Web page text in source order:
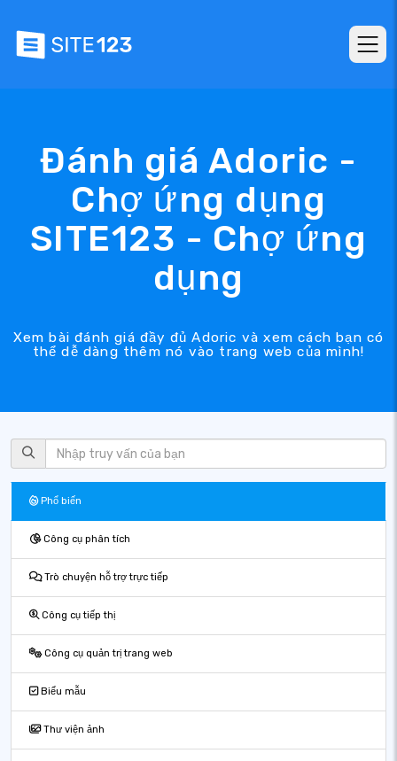
Đánh giá Adoric -
Chợ ứng dụng
SITE123 - Chợ ứng
dụng
Xem bài đánh giá đầy đủ Adoric và xem cách bạn có
thể dễ dàng thêm nó vào trang web của mình!
Phổ biến
Công cụ phân tích
Trò chuyện hỗ trợ trực tiếp
Công cụ tiếp thị
Công cụ quản trị trang web
Biểu mẫu
Thư viện ảnh